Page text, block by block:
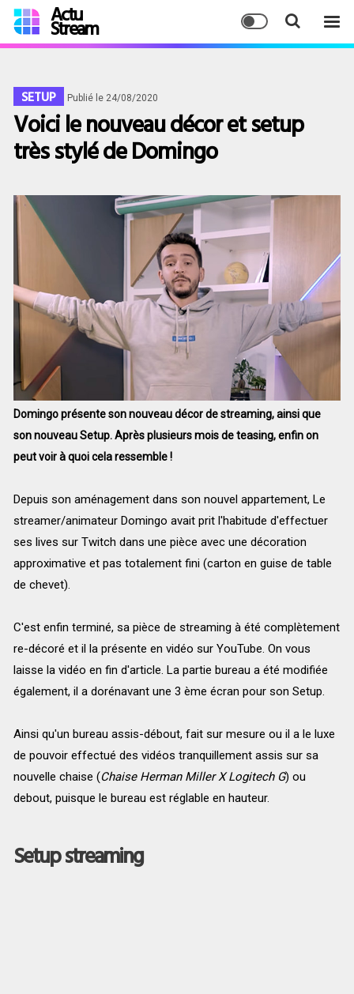
Actu
Stream
SETUP Publié le 24/08/2020
Voici le nouveau décor et setup
très stylé de Domingo
Domingo présente son nouveau décor de streaming, ainsi que
son nouveau Setup. Après plusieurs mois de teasing, enfin on
peut voir à quoi cela ressemble !
Depuis son aménagement dans son nouvel appartement, Le
streamer/animateur Domingo avait prit l'habitude d'effectuer
ses lives sur Twitch dans une pièce avec une décoration
approximative et pas totalement fini (carton en guise de table
de chevet).
C'est enfin terminé, sa pièce de streaming à été complètement
re-décoré et il la présente en vidéo sur YouTube. On vous
laisse la vidéo en fin d'article. La partie bureau a été modifiée
également, il a dorénavant une 3 ème écran pour son Setup.
Ainsi qu'un bureau assis-débout, fait sur mesure ou il a le luxe
de pouvoir effectué des vidéos tranquillement assis sur sa
nouvelle chaise (Chaise Herman Miller X Logitech G) ou
debout, puisque le bureau est réglable en hauteur.
Setup streaming